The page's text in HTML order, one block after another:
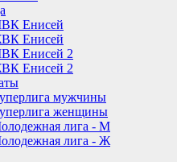
Енисей
Енисей
Енисей 2
Енисей 2
мужчины
женщины
лига - М
лига - Ж